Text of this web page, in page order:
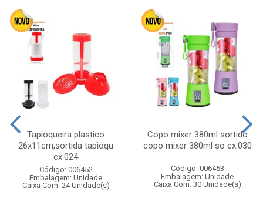
Tapioqueira plastico
26x11cm,sortida tapioqu
cx:024
Código: 006452
Embalagem: Unidade
Caixa Com: 24 Unidade(s)
Copo mixer 380ml sortido
copo mixer 380ml so cx:030
Código: 006453
Embalagem: Unidade
Caixa Com: 30 Unidade(s)